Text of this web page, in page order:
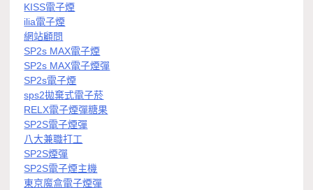
KISS電子煙
ilia電子煙
網站顧問
SP2s MAX電子煙
SP2s MAX電子煙彈
SP2s電子煙
sps2拋棄式電子菸
RELX電子煙彈糖果
SP2S電子煙彈
八大兼職打工
SP2S煙彈
SP2S電子煙主機
東京魔盒電子煙彈